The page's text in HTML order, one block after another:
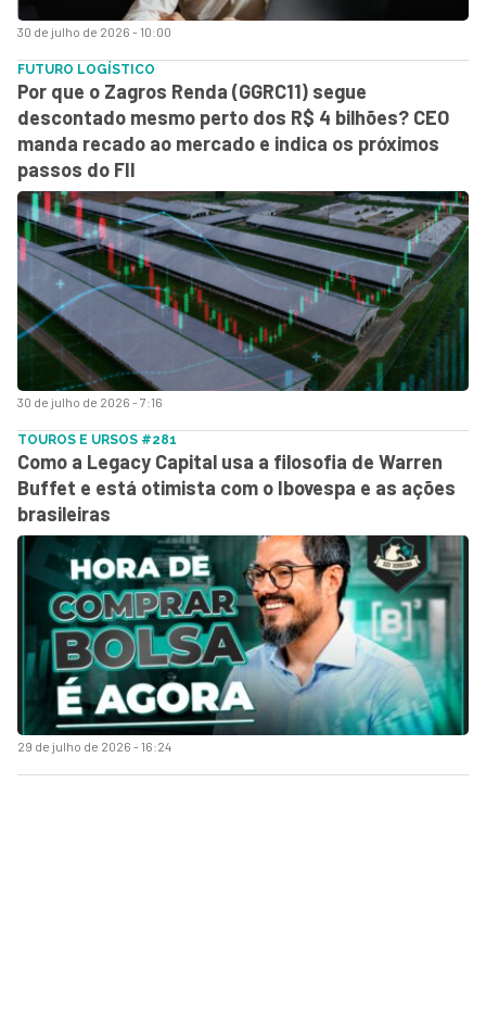
30 de julho de 2026 - 10:00
30 de julho de 2026 - 7:16
FUTURO LOGÍSTICO
Por que o Zagros Renda (GGRC11) segue
descontado mesmo perto dos R$ 4 bilhões? CEO
manda recado ao mercado e indica os próximos
passos do FII
29 de julho de 2026 - 16:24
TOUROS E URSOS #281
Como a Legacy Capital usa a filosofia de Warren
Buffet e está otimista com o Ibovespa e as ações
brasileiras